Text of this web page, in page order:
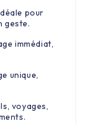
pour
geste.
immédiat,
unique,
voyages,